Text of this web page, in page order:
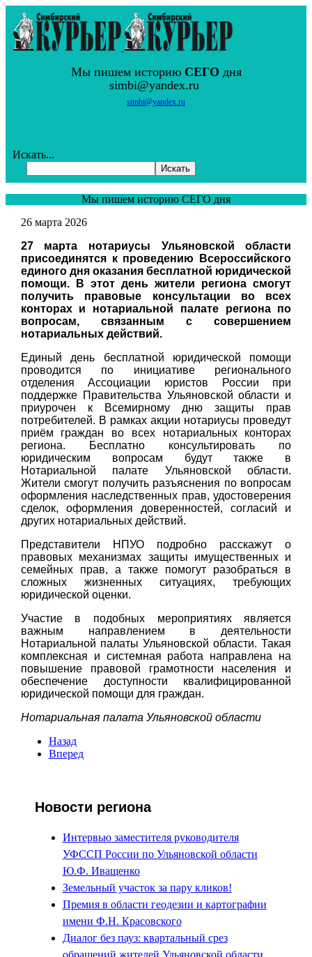
Мы пишем историю СЕГО дня
simbi@yandex.ru
simbi@yandex.ru
Искать...
Искать
Мы пишем историю СЕГО дня
26 марта 2026
27 марта нотариусы Ульяновской области
присоединятся к проведению Всероссийского
единого дня оказания бесплатной юридической
помощи. В этот день жители региона смогут
получить правовые консультации во всех
конторах и нотариальной палате региона по
вопросам, связанным с совершением
нотариальных действий.
Единый день бесплатной юридической помощи
проводится по инициативе регионального
отделения Ассоциации юристов России при
поддержке Правительства Ульяновской области и
приурочен к Всемирному дню защиты прав
потребителей. В рамках акции нотариусы проведут
приём граждан во всех нотариальных конторах
региона. Бесплатно консультировать по
юридическим вопросам будут также в
Нотариальной палате Ульяновской области.
Жители смогут получить разъяснения по вопросам
оформления наследственных прав, удостоверения
сделок, оформления доверенностей, согласий и
других нотариальных действий.
Представители НПУО подробно расскажут о
правовых механизмах защиты имущественных и
семейных прав, а также помогут разобраться в
сложных жизненных ситуациях, требующих
юридической оценки.
Участие в подобных мероприятиях является
важным направлением в деятельности
Нотариальной палаты Ульяновской области. Такая
комплексная и системная работа направлена на
повышение правовой грамотности населения и
обеспечение доступности квалифицированной
юридической помощи для граждан.
Нотариальная палата Ульяновской области
Назад
Вперед
Новости региона
Интервью заместителя руководителя
УФССП России по Ульяновской области
Ю.Ф. Иващенко
Земельный участок за пару кликов!
Премия в области геодезии и картографии
имени Ф.Н. Красовского
Диалог без пауз: квартальный срез
обращений жителей Ульяновской области